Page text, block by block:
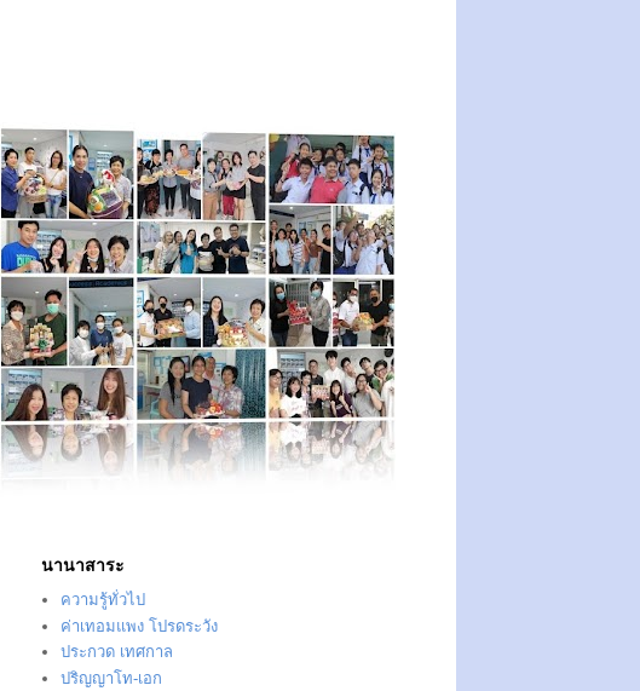
นานาสาระ
ความรู้ทั่วไป
ค่าเทอมแพง โปรดระวัง
ประกวด เทศกาล
ปริญญาโท-เอก